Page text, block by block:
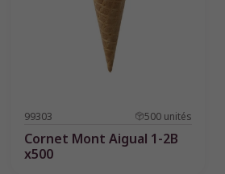
99303 500 unités
Cornet Mont Aigual 1-2B
x500